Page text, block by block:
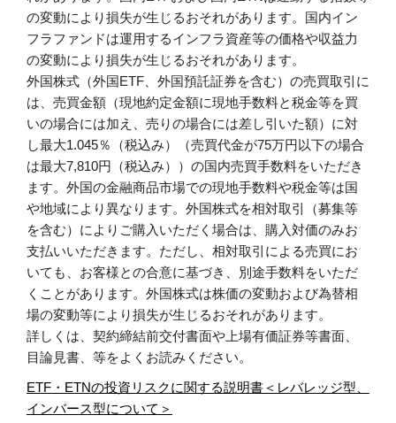
の変動により損失が生じるおそれがあります。国内イン
フラファンドは運用するインフラ資産等の価格や収益力
の変動により損失が生じるおそれがあります。
外国株式（外国ETF、外国預託証券を含む）の売買取引に
は、売買金額（現地約定金額に現地手数料と税金等を買
いの場合には加え、売りの場合には差し引いた額）に対
し最大1.045％（税込み）（売買代金が75万円以下の場合
は最大7,810円（税込み））の国内売買手数料をいただき
ます。外国の金融商品市場での現地手数料や税金等は国
や地域により異なります。外国株式を相対取引（募集等
を含む）によりご購入いただく場合は、購入対価のみお
支払いいただきます。ただし、相対取引による売買にお
いても、お客様との合意に基づき、別途手数料をいただ
くことがあります。外国株式は株価の変動および為替相
場の変動等により損失が生じるおそれがあります。
詳しくは、契約締結前交付書面や上場有価証券等書面、
目論見書、等をよくお読みください。
ETF・ETNの投資リスクに関する説明書＜レバレッジ型、
インバース型について＞